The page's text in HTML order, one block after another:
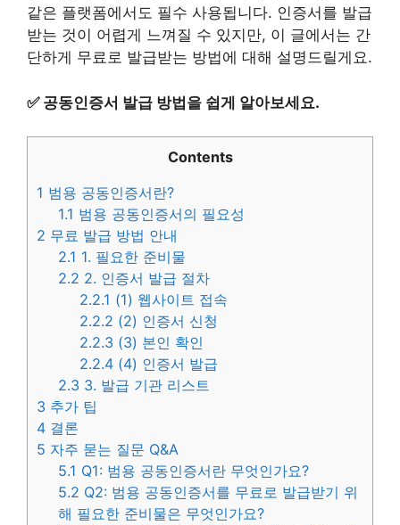
같은 플랫폼에서도 필수 사용됩니다. 인증서를 발급
받는 것이 어렵게 느껴질 수 있지만, 이 글에서는 간
단하게 무료로 발급받는 방법에 대해 설명드릴게요.
✅ 공동인증서 발급 방법을 쉽게 알아보세요.
Contents
1 범용 공동인증서란?
1.1 범용 공동인증서의 필요성
2 무료 발급 방법 안내
2.1 1. 필요한 준비물
2.2 2. 인증서 발급 절차
2.2.1 (1) 웹사이트 접속
2.2.2 (2) 인증서 신청
2.2.3 (3) 본인 확인
2.2.4 (4) 인증서 발급
2.3 3. 발급 기관 리스트
3 추가 팁
4 결론
5 자주 묻는 질문 Q&A
5.1 Q1: 범용 공동인증서란 무엇인가요?
5.2 Q2: 범용 공동인증서를 무료로 발급받기 위
해 필요한 준비물은 무엇인가요?